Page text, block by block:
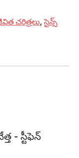
చరిత్రలు,సైన్స్‌
– స్టీఫెన్‌